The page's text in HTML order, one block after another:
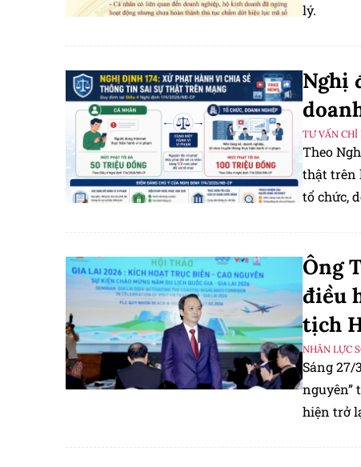
lý.
Nghị
TƯ VẤN CHỈ
Theo
thật trên
tổ chức,
Ông
điều
tịch
NHÂN LỰC
Sáng 27/
nguyên”
hiện trở